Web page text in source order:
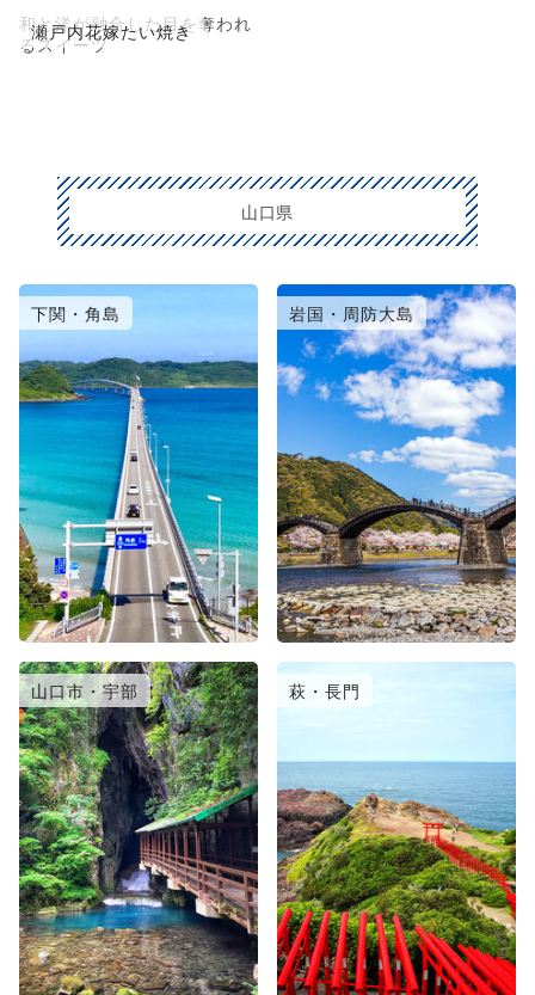
瀬戸内花嫁たい焼き
和と洋が融合した目を奪われ
るスイーツ
山口県
下関・角島 岩国・周防大島
山口市・宇部 萩・長門